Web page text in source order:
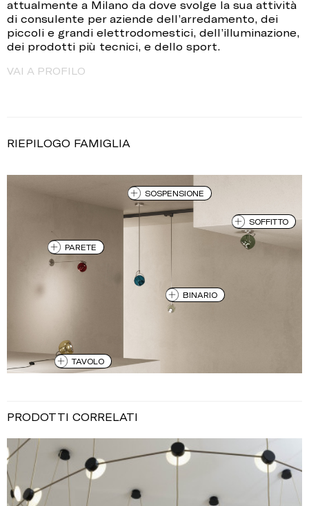
attualmente a Milano da dove svolge la sua attività
di consulente per aziende dell’arredamento, dei
piccoli e grandi elettrodomestici, dell’illuminazione,
dei prodotti più tecnici, e dello sport.
VAI A PROFILO
RIEPILOGO FAMIGLIA
PARETE
SOSPENSIONE
BINARIO
SOFFITTO
TAVOLO
PRODOTTI CORRELATI